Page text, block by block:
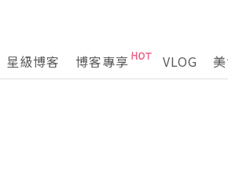
星級博客 博客專享 VLOG